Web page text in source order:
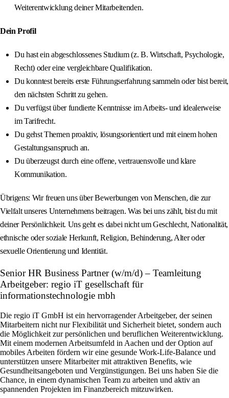
Weiterentwicklung deiner Mitarbeitenden.
Dein Profil
Du hast ein abgeschlossenes Studium (z. B. Wirtschaft, Psychologie,
Recht) oder eine vergleichbare Qualifikation.
Du konntest bereits erste Führungserfahrung sammeln oder bist bereit,
den nächsten Schritt zu gehen.
Du verfügst über fundierte Kenntnisse im Arbeits- und idealerweise
im Tarifrecht.
Du gehst Themen proaktiv, lösungsorientiert und mit einem hohen
Gestaltungsanspruch an.
Du überzeugst durch eine offene, vertrauensvolle und klare
Kommunikation.
Übrigens: Wir freuen uns über Bewerbungen von Menschen, die zur
Vielfalt unseres Unternehmens beitragen. Was bei uns zählt, bist du mit
deiner Persönlichkeit. Uns geht es dabei nicht um Geschlecht, Nationalität,
ethnische oder soziale Herkunft, Religion, Behinderung, Alter oder
sexuelle Orientierung und Identität.
Senior HR Business Partner (w/m/d) – Teamleitung
Arbeitgeber: regio iT gesellschaft für
informationstechnologie mbh
Die regio iT GmbH ist ein hervorragender Arbeitgeber, der seinen
Mitarbeitern nicht nur Flexibilität und Sicherheit bietet, sondern auch
die Möglichkeit zur persönlichen und beruflichen Weiterentwicklung.
Mit einem modernen Arbeitsumfeld in Aachen und der Option auf
mobiles Arbeiten fördern wir eine gesunde Work-Life-Balance und
unterstützen unsere Mitarbeiter mit attraktiven Benefits, wie
Gesundheitsangeboten und Vergünstigungen. Bei uns haben Sie die
Chance, in einem dynamischen Team zu arbeiten und aktiv an
spannenden Projekten im Finanzbereich mitzuwirken.